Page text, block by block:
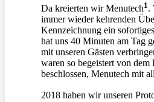
Da kreierten wir Menutech1.
immer wieder kehrenden
Kennzeichnung ein
hat uns 40 Minuten am Tag
mit unseren Gästen
waren so begeistert von dem
beschlossen, Menutech mit
2018 haben wir unseren